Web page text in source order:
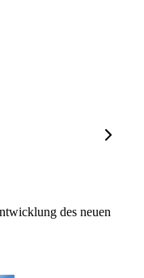
des neuen